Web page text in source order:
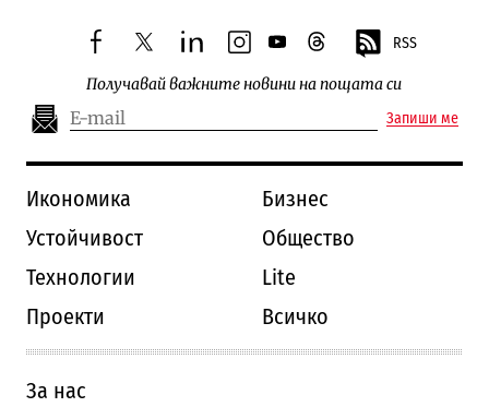
facebooktwitterlinkedininstagram
youtubethreads RSS
Получавай важните новини на пощата си
Запиши ме
Икономика
Бизнес
Устойчивост
Общество
Технологии
Lite
Проекти
Всичко
За нас